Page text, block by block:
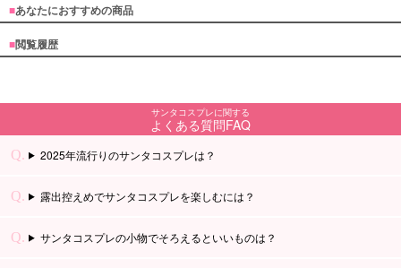
■あなたにおすすめの商品
■閲覧履歴
サンタコスプレに関する
よくある質問FAQ
2025年流行りのサンタコスプレは？
露出控えめでサンタコスプレを楽しむには？
サンタコスプレの小物でそろえるといいものは？